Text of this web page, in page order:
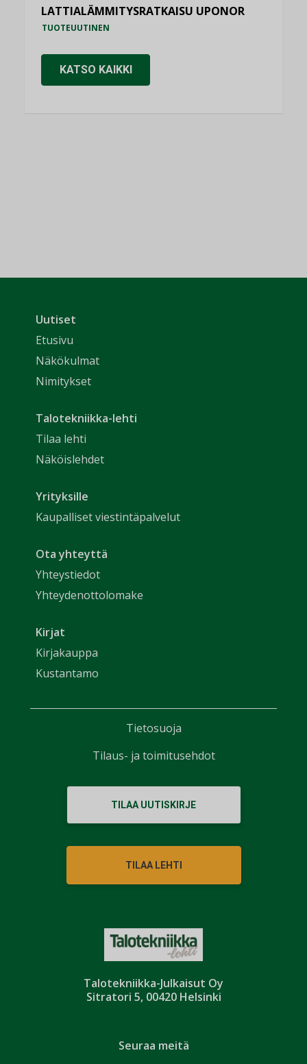
LATTIALÄMMITYSRATKAISU UPONOR
TUOTEUUTINEN
KATSO KAIKKI
Talotekniikka-Julkaisut Oy
Sitratori 5, 00420 Helsinki
Uutiset
Etusivu
Näkökulmat
Nimitykset
Talotekniikka-lehti
Tilaa lehti
Näköislehdet
Yrityksille
Kaupalliset viestintäpalvelut
Ota yhteyttä
Yhteystiedot
Yhteydenottolomake
Kirjat
Kirjakauppa
Kustantamo
TILAA UUTISKIRJE
TILAA LEHTI
Seuraa meitä
Tietosuoja
Tilaus- ja toimitusehdot